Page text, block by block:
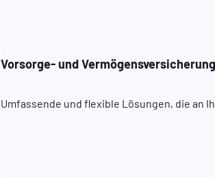
Vorsorge- und Vermögensversicherung
Umfassende und flexible Lösungen, die an